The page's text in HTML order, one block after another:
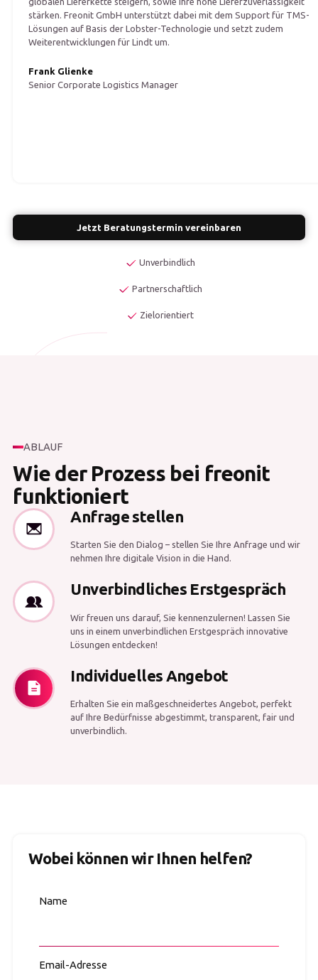
stärken. Freonit GmbH unterstützt dabei mit dem Support für TMS-
Lösungen auf Basis der Lobster-Technologie und setzt zudem
Weiterentwicklungen für Lindt um.
Frank Glienke
Senior Corporate Logistics Manager
Jetzt Beratungstermin vereinbaren
Unverbindlich
Partnerschaftlich
Zielorientiert
ABLAUF
Wie der Prozess bei freonit
funktioniert
Anfrage stellen
Starten Sie den Dialog – stellen Sie Ihre Anfrage und wir
nehmen Ihre digitale Vision in die Hand.
Unverbindliches Erstgespräch
Wir freuen uns darauf, Sie kennenzulernen! Lassen Sie
uns in einem unverbindlichen Erstgespräch innovative
Lösungen entdecken!
Individuelles Angebot
Erhalten Sie ein maßgeschneidertes Angebot, perfekt
auf Ihre Bedürfnisse abgestimmt, transparent, fair und
unverbindlich.
Wobei können wir Ihnen helfen?
Name
Email-Adresse